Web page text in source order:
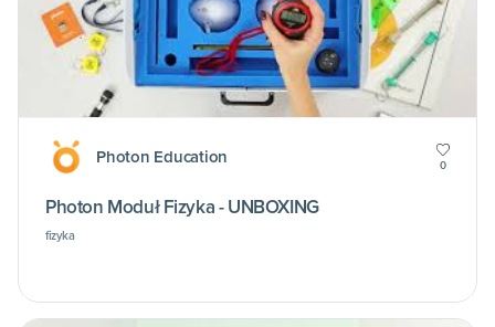
Photon Education 0
Photon Moduł Fizyka - UNBOXING
fizyka